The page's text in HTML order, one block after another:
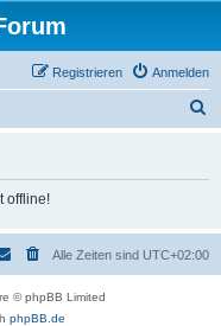
Anmelden
Registrieren
offline!
Alle Zeiten sind UTC+02:00
© phpBB Limited
phpBB.de